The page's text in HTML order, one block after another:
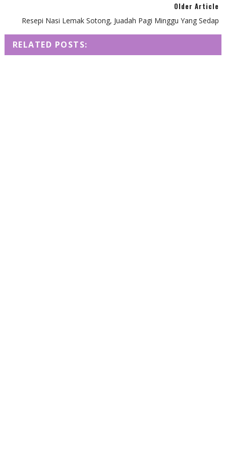
Older Article
Resepi Nasi Lemak Sotong, Juadah Pagi Minggu Yang Sedap
RELATED POSTS: